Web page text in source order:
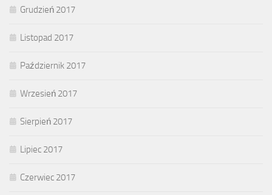
Grudzień 2017
Listopad 2017
Październik 2017
Wrzesień 2017
Sierpień 2017
Lipiec 2017
Czerwiec 2017